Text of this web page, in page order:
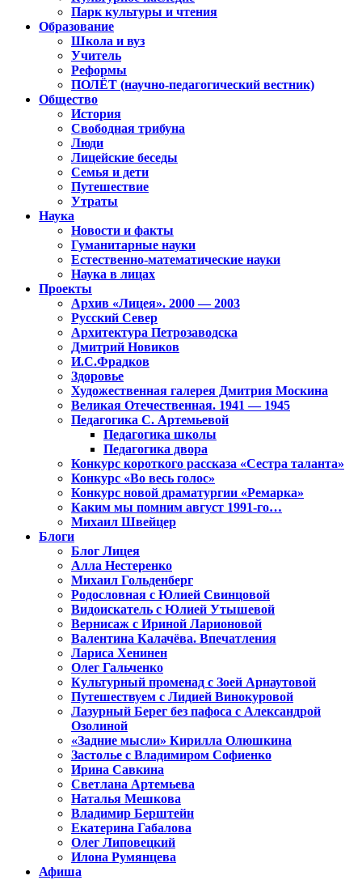
Парк культуры и чтения
Образование
Школа и вуз
Учитель
Реформы
ПОЛЁТ (научно-педагогический вестник)
Общество
История
Свободная трибуна
Люди
Лицейские беседы
Семья и дети
Путешествие
Утраты
Наука
Новости и факты
Гуманитарные науки
Естественно-математические науки
Наука в лицах
Проекты
Архив «Лицея». 2000 — 2003
Русский Север
Архитектура Петрозаводска
Дмитрий Новиков
И.С.Фрадков
Здоровье
Художественная галерея Дмитрия Москина
Великая Отечественная. 1941 — 1945
Педагогика С. Артемьевой
Педагогика школы
Педагогика двора
Конкурс короткого рассказа «Сестра таланта»
Конкурс «Во весь голос»
Конкурс новой драматургии «Ремарка»
Каким мы помним август 1991-го…
Михаил Швейцер
Блоги
Блог Лицея
Алла Нестеренко
Михаил Гольденберг
Родословная с Юлией Свинцовой
Видоискатель с Юлией Утышевой
Вернисаж с Ириной Ларионовой
Валентина Калачёва. Впечатления
Лариса Хенинен
Олег Гальченко
Культурный променад с Зоей Арнаутовой
Путешествуем с Лидией Винокуровой
Лазурный Берег без пафоса с Александрой
Озолиной
«Задние мысли» Кирилла Олюшкина
Застолье с Владимиром Софиенко
Ирина Савкина
Светлана Артемьева
Наталья Мешкова
Владимир Берштейн
Екатерина Габалова
Олег Липовецкий
Илона Румянцева
Афиша